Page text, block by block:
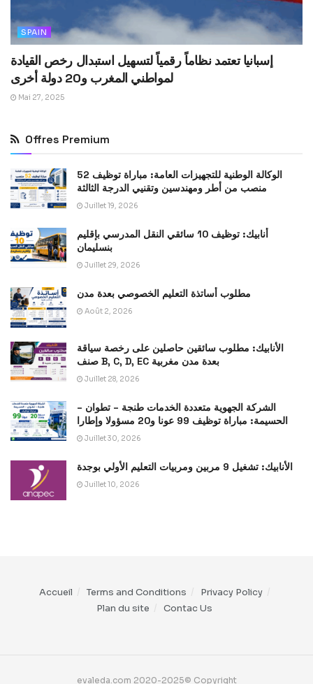
SPAIN
إسبانيا تعتمد نظاماً رقمياً لتسهيل استبدال رخص القيادة
لمواطني المغرب و20 دولة أخرى
Mai 27, 2025
Offres Premium
الوكالة الوطنية للتجهيزات العامة: مباراة توظيف 52
منصب من أطر ومهندسين وتقنيي الدرجة الثالثة
Juillet 19, 2026
أنابيك: توظيف 10 سائقي النقل المدرسي بإقليم
بنسليمان
Juillet 29, 2026
مطلوب أساتذة التعليم الخصوصي بعدة مدن
Août 2, 2026
الأنابيك: مطلوب سائقين حاصلين على رخصة سياقة
صنف B, C, D, EC بعدة مدن مغربية
Juillet 28, 2026
الشركة الجهوية متعددة الخدمات طنجة – تطوان –
الحسيمة: مباراة توظيف 99 عونا و20 مسؤولا وإطارا
Juillet 30, 2026
الأنابيك: تشغيل 9 مربين ومربيات التعليم الأولي بوجدة
Juillet 10, 2026
Accueil Terms and Conditions
Privacy Policy
Plan du site
Contac Us
evaleda.com 2020-2025© Copyright